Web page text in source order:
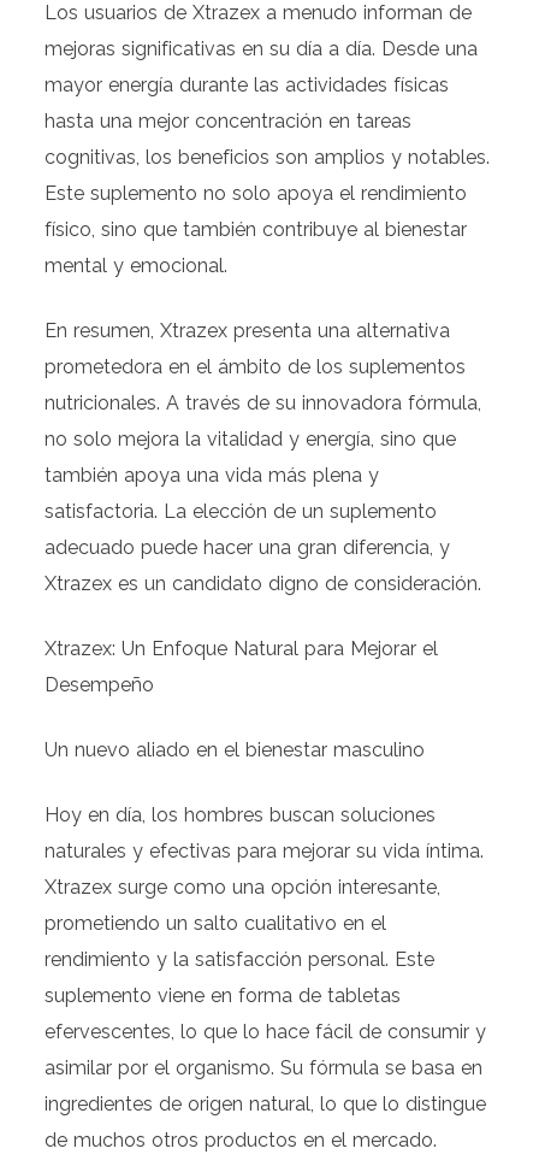
Los usuarios de Xtrazex a menudo informan de
mejoras significativas en su día a día. Desde una
mayor energía durante las actividades físicas
hasta una mejor concentración en tareas
cognitivas, los beneficios son amplios y notables.
Este suplemento no solo apoya el rendimiento
físico, sino que también contribuye al bienestar
mental y emocional.
En resumen, Xtrazex presenta una alternativa
prometedora en el ámbito de los suplementos
nutricionales. A través de su innovadora fórmula,
no solo mejora la vitalidad y energía, sino que
también apoya una vida más plena y
satisfactoria. La elección de un suplemento
adecuado puede hacer una gran diferencia, y
Xtrazex es un candidato digno de consideración.
Xtrazex: Un Enfoque Natural para Mejorar el
Desempeño
Un nuevo aliado en el bienestar masculino
Hoy en día, los hombres buscan soluciones
naturales y efectivas para mejorar su vida íntima.
Xtrazex surge como una opción interesante,
prometiendo un salto cualitativo en el
rendimiento y la satisfacción personal. Este
suplemento viene en forma de tabletas
efervescentes, lo que lo hace fácil de consumir y
asimilar por el organismo. Su fórmula se basa en
ingredientes de origen natural, lo que lo distingue
de muchos otros productos en el mercado.